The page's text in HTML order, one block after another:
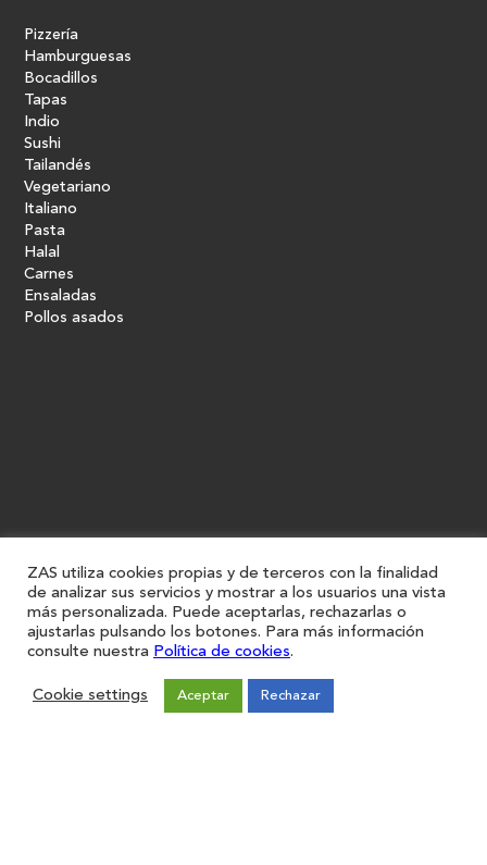
Pizzería
Hamburguesas
Bocadillos
Tapas
Indio
Sushi
Tailandés
Vegetariano
Italiano
Pasta
Halal
Carnes
Ensaladas
Pollos asados
ZAS utiliza cookies propias y de terceros con la finalidad
de analizar sus servicios y mostrar a los usuarios una vista
más personalizada. Puede aceptarlas, rechazarlas o
ajustarlas pulsando los botones. Para más información
consulte nuestra Política de cookies.
Cookie settings Aceptar Rechazar